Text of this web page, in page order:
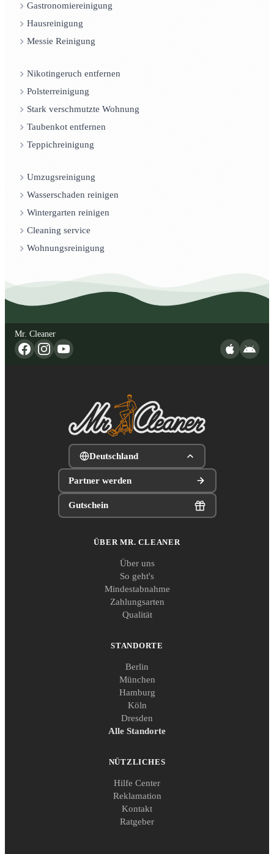
Gastronomiereinigung
Hausreinigung
Messie Reinigung
Nikotingeruch entfernen
Polsterreinigung
Stark verschmutzte Wohnung
Taubenkot entfernen
Teppichreinigung
Umzugsreinigung
Wasserschaden reinigen
Wintergarten reinigen
Cleaning service
Wohnungsreinigung
Mr. Cleaner
Deutschland
Partner werden
Gutschein
ÜBER MR. CLEANER
Über uns
So geht's
Mindestabnahme
Zahlungsarten
Qualität
STANDORTE
Berlin
München
Hamburg
Köln
Dresden
Alle Standorte
NÜTZLICHES
Hilfe Center
Reklamation
Kontakt
Ratgeber